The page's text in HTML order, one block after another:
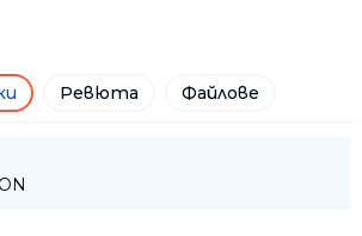
Ревюта Файлове